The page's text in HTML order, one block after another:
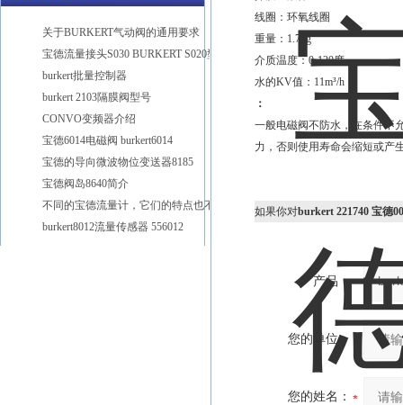
线圈：环氧线圈
重量：1.7kg
介质温度：0-120度
水的KV值：11m³/h
：
一般电磁阀不防水，在条件不
力，否则使用寿命会缩短或产
如果你对burkert 221740 宝德
产品：
您的单位：
您的姓名：
关于BURKERT气动阀的通用要求
宝德流量接头S030 BURKERT S020型号
burkert批量控制器
burkert 2103隔膜阀型号
CONVO变频器介绍
宝德6014电磁阀 burkert6014
宝德的导向微波物位变送器8185
宝德阀岛8640简介
不同的宝德流量计，它们的特点也不同
burkert8012流量传感器 556012